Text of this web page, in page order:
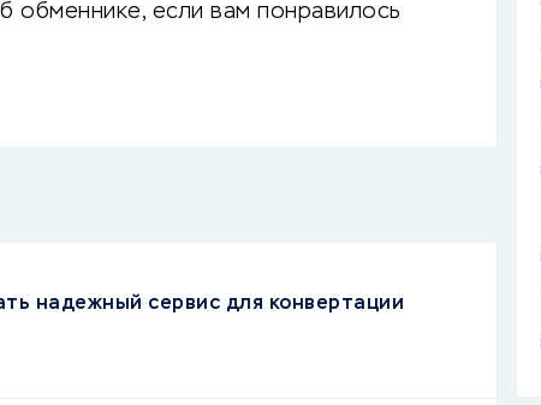
обменнике, если вам понравилось
надежный сервис для конвертации